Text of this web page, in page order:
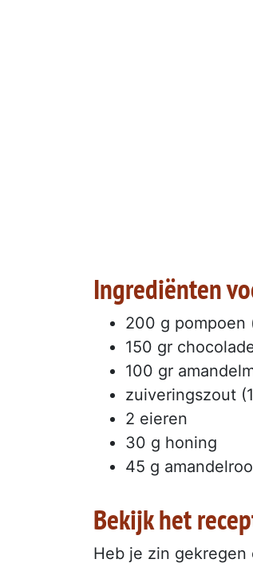
Ingrediënten
200 g pompoen
150 gr
100 gr
zuiveringszout
2 eieren
30 g honing
45 g
Bekijk het
Heb je zin